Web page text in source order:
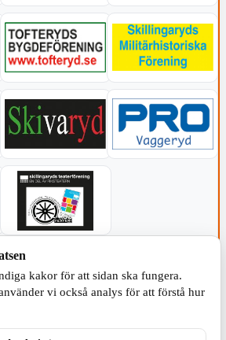
kakor för att sidan ska fungera.
vi också analys för att förstå hur